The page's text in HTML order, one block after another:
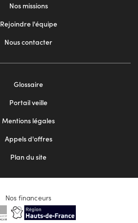
Nos missions
Rejoindre l'équipe
Nous contacter
Glossaire
Portail veille
Mentions légales
Appels d'offres
Plan du site
Nos financeurs